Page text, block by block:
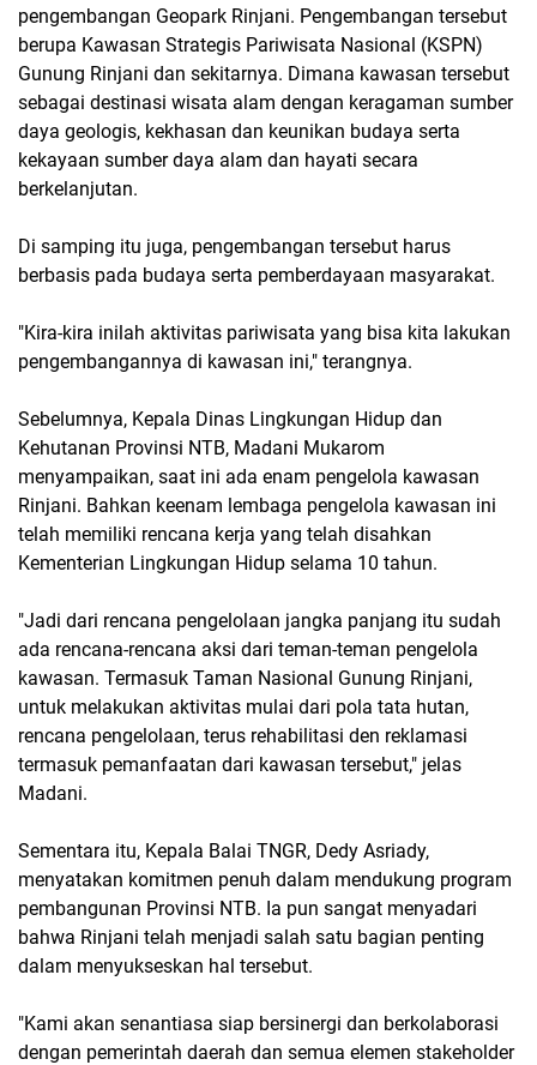
pengembangan Geopark Rinjani. Pengembangan tersebut
berupa Kawasan Strategis Pariwisata Nasional (KSPN)
Gunung Rinjani dan sekitarnya. Dimana kawasan tersebut
sebagai destinasi wisata alam dengan keragaman sumber
daya geologis, kekhasan dan keunikan budaya serta
kekayaan sumber daya alam dan hayati secara
berkelanjutan.
Di samping itu juga, pengembangan tersebut harus
berbasis pada budaya serta pemberdayaan masyarakat.
"Kira-kira inilah aktivitas pariwisata yang bisa kita lakukan
pengembangannya di kawasan ini," terangnya.
Sebelumnya, Kepala Dinas Lingkungan Hidup dan
Kehutanan Provinsi NTB, Madani Mukarom
menyampaikan, saat ini ada enam pengelola kawasan
Rinjani. Bahkan keenam lembaga pengelola kawasan ini
telah memiliki rencana kerja yang telah disahkan
Kementerian Lingkungan Hidup selama 10 tahun.
"Jadi dari rencana pengelolaan jangka panjang itu sudah
ada rencana-rencana aksi dari teman-teman pengelola
kawasan. Termasuk Taman Nasional Gunung Rinjani,
untuk melakukan aktivitas mulai dari pola tata hutan,
rencana pengelolaan, terus rehabilitasi den reklamasi
termasuk pemanfaatan dari kawasan tersebut," jelas
Madani.
Sementara itu, Kepala Balai TNGR, Dedy Asriady,
menyatakan komitmen penuh dalam mendukung program
pembangunan Provinsi NTB. Ia pun sangat menyadari
bahwa Rinjani telah menjadi salah satu bagian penting
dalam menyukseskan hal tersebut.
"Kami akan senantiasa siap bersinergi dan berkolaborasi
dengan pemerintah daerah dan semua elemen stakeholder